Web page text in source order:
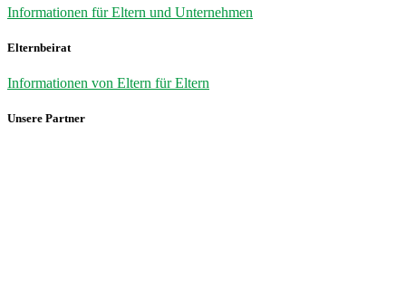
Informationen für Eltern und Unternehmen
Elternbeirat
Informationen von Eltern für Eltern
Unsere Partner